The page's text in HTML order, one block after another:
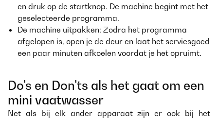
en druk op de startknop. De machine begint met het
geselecteerde programma.
De machine uitpakken: Zodra het programma
afgelopen is, open je de deur en laat het serviesgoed
een paar minuten afkoelen voordat je het opruimt.
Do's en Don'ts als het gaat om een
mini vaatwasser
Net als bij elk ander apparaat zijn er ook bij het